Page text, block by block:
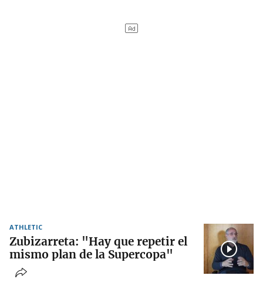
ATHLETIC
Zubizarreta: "Hay que repetir el
mismo plan de la Supercopa"